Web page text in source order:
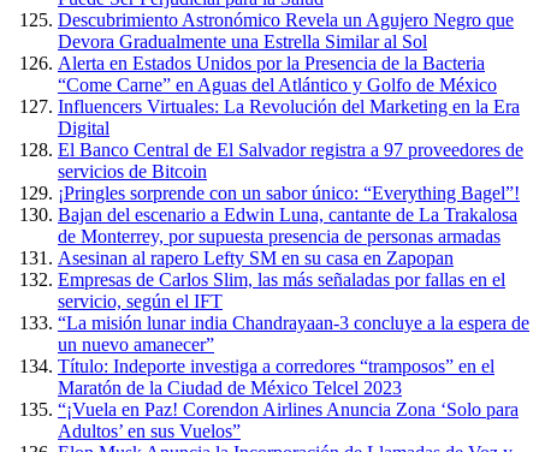
Descubrimiento Astronómico Revela un Agujero Negro que
Devora Gradualmente una Estrella Similar al Sol
Alerta en Estados Unidos por la Presencia de la Bacteria
“Come Carne” en Aguas del Atlántico y Golfo de México
Influencers Virtuales: La Revolución del Marketing en la Era
Digital
El Banco Central de El Salvador registra a 97 proveedores de
servicios de Bitcoin
¡Pringles sorprende con un sabor único: “Everything Bagel”!
Bajan del escenario a Edwin Luna, cantante de La Trakalosa
de Monterrey, por supuesta presencia de personas armadas
Asesinan al rapero Lefty SM en su casa en Zapopan
Empresas de Carlos Slim, las más señaladas por fallas en el
servicio, según el IFT
“La misión lunar india Chandrayaan-3 concluye a la espera de
un nuevo amanecer”
Título: Indeporte investiga a corredores “tramposos” en el
Maratón de la Ciudad de México Telcel 2023
“¡Vuela en Paz! Corendon Airlines Anuncia Zona ‘Solo para
Adultos’ en sus Vuelos”